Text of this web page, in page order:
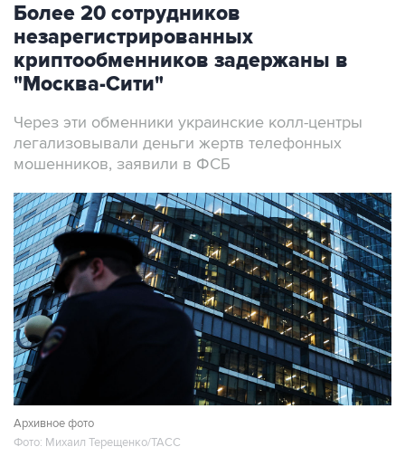
Более 20 сотрудников
незарегистрированных
криптообменников задержаны в
"Москва-Сити"
Через эти обменники украинские колл-центры
легализовывали деньги жертв телефонных
мошенников, заявили в ФСБ
Архивное фото
Фото: Михаил Терещенко/ТАСС